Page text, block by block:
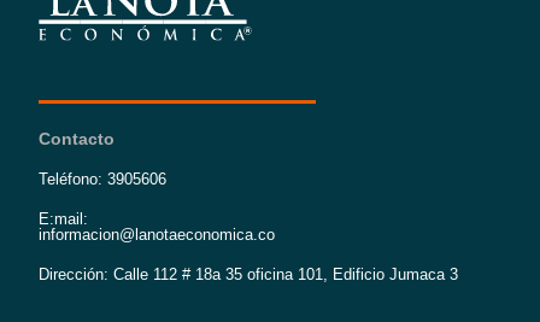
Contacto
Teléfono: 3905606
E:mail:
informacion@lanotaeconomica.co
Dirección: Calle 112 # 18a 35 oficina 101, Edificio Jumaca 3